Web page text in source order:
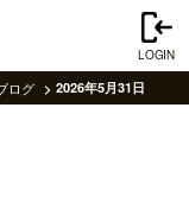
LOGIN
ログ 2026年5月31日